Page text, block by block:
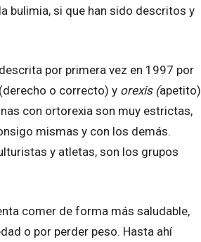
bulimia, si que han sido descritos y
por primera vez en 1997 por
o correcto) y orexis (apetito)
con ortorexia son muy estrictas,
mismas y con los demás.
y atletas, son los grupos
comer de forma más saludable,
o por perder peso. Hasta ahí